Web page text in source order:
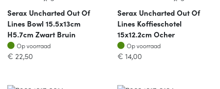
Serax Uncharted Out Of
Lines Bowl 15.5x13cm
H5.7cm Zwart Bruin
Op voorraad
Op voorraad
€ 22,50
Serax Uncharted Out Of
Lines Koffieschotel
15x12.2cm Ocher
Op voorraad
Op voorraad
€ 14,00